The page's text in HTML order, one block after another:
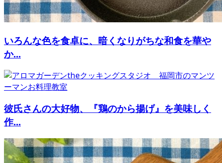
いろんな色を食卓に、暗くなりがちな和食を華や
か...
彼氏さんの大好物、『鶏のから揚げ』を美味しく
作...